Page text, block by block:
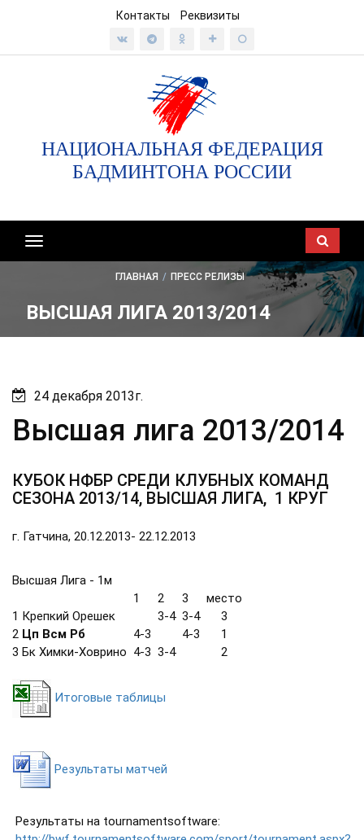
Контакты Реквизиты
НАЦИОНАЛЬНАЯ ФЕДЕРАЦИЯ
БАДМИНТОНА РОССИИ
Показать/
скрыть
ГЛАВНАЯ / ПРЕСС РЕЛИЗЫ
ВЫСШАЯ ЛИГА 2013/2014
24 декабря 2013г.
Высшая лига 2013/2014
КУБОК НФБР СРЕДИ КЛУБНЫХ КОМАНД
СЕЗОНА 2013/14, ВЫСШАЯ ЛИГА, 1 КРУГ
г. Гатчина, 20.12.2013- 22.12.2013
Высшая Лига - 1м
1
2 3
место
1 Крепкий Орешек 3-4 3-4
3
2 Цп Всм Рб 4-3 4-3
1
3 Бк Химки-Ховрино 4-3 3-4 2
Итоговые таблицы
Результаты матчей
Результаты на tournamentsoftware: